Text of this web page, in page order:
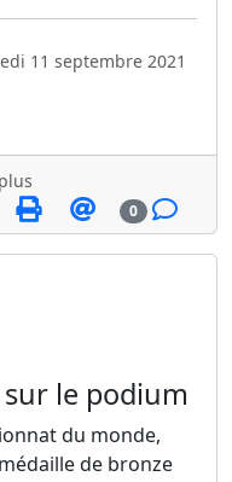
11 septembre 2021
0
le podium
du monde,
de bronze